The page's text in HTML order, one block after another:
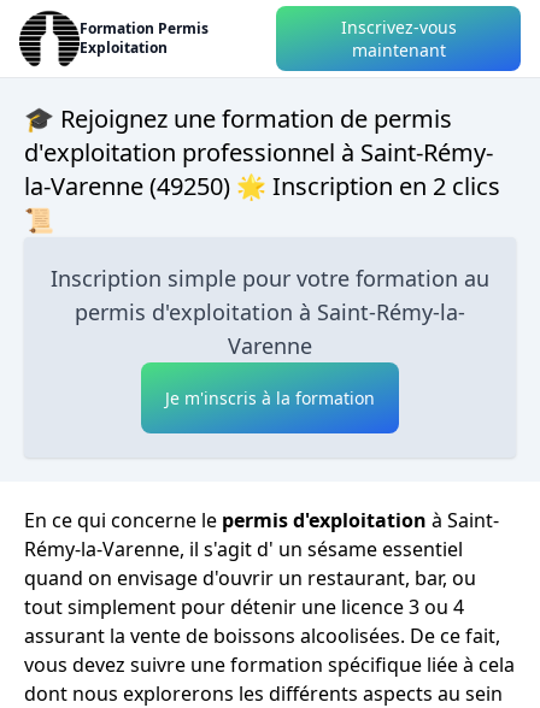
Formation Permis
Exploitation
Inscrivez-vous
maintenant
🎓 Rejoignez une formation de permis
d'exploitation professionnel à Saint-Rémy-
la-Varenne (49250) 🌟 Inscription en 2 clics
📜
Inscription simple pour votre formation au
permis d'exploitation à Saint-Rémy-la-
Varenne
Je m'inscris à la formation
En ce qui concerne le permis d'exploitation à Saint-
Rémy-la-Varenne, il s'agit d' un sésame essentiel
quand on envisage d'ouvrir un restaurant, bar, ou
tout simplement pour détenir une licence 3 ou 4
assurant la vente de boissons alcoolisées. De ce fait,
vous devez suivre une formation spécifique liée à cela
dont nous explorerons les différents aspects au sein